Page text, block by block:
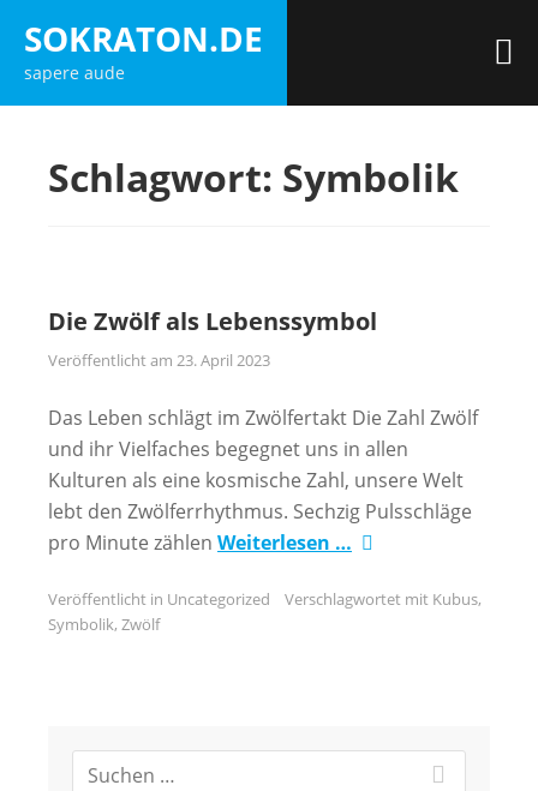
Inhalt
springen
SOKRATON.DE
sapere aude
Schlagwort: Symbolik
Die Zwölf als Lebenssymbol
Veröffentlicht am 23. April 2023
Das Leben schlägt im Zwölfertakt Die Zahl Zwölf
und ihr Vielfaches begegnet uns in allen
Kulturen als eine kosmische Zahl, unsere Welt
lebt den Zwölferrhythmus. Sechzig Pulsschläge
pro Minute zählen Weiterlesen …
Veröffentlicht in Uncategorized Verschlagwortet mit Kubus,
Symbolik, Zwölf